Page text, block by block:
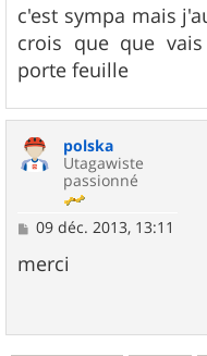
c'est sympa mais
crois que que
porte feuille
polska
Utagawiste
passionné
M
s
s
09 déc. 2013, 13:11
merci